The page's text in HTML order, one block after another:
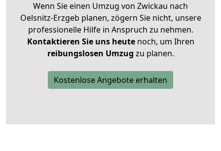
Wenn Sie einen Umzug von Zwickau nach
Oelsnitz-Erzgeb planen, zögern Sie nicht, unsere
professionelle Hilfe in Anspruch zu nehmen.
Kontaktieren Sie uns heutenoch, um Ihren
reibungslosen Umzug zu planen.
Kostenlose Angebote erhalten